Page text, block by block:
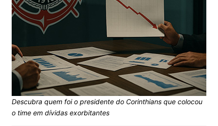
Descubra quem foi o presidente do Corinthians que colocou
o time em dívidas exorbitantes